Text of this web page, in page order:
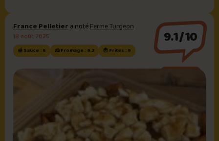
France Pelletiera notéFerme Turgeon
18 août 2025
🍯 Sauce : 9 🧀 Fromage : 9.2 🍟 Frites : 9
9.1/10